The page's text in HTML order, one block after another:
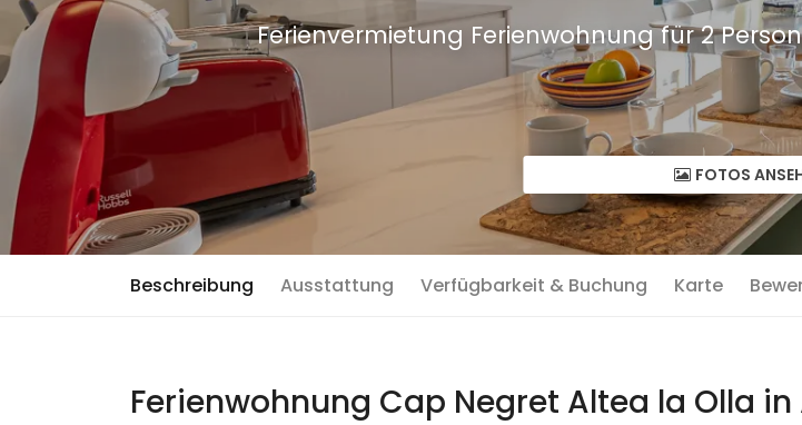
Ferienvermietung Ferienwohnung für 2
FOTOS
Beschreibung Ausstattung Verfügbarkeit & Buchung Karte
Ferienwohnung Cap Negret Altea la Olla in